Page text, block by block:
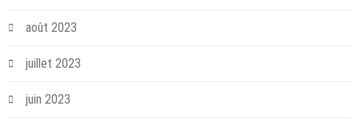
août 2023
juillet 2023
juin 2023